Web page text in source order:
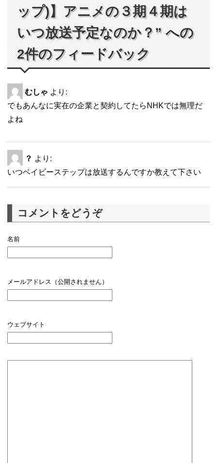
ップ)】アニメの３期４期は
いつ放送予定なのか？” への
2件のフィードバック
むしゃ より:
でもあんなに実在の企業と契約してたらNHKでは無理だ
よね
？ より:
いつベイビーステップは放送するんですか教えて下さい
コメントをどうぞ
名前
メールアドレス（公開されません）
ウェブサイト